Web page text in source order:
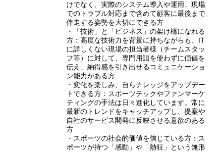
けでなく、実際のシステム導入や運用、現場
でのトラブル対応まで含めて顧客に最後まで
伴走する姿勢を大切にできる方
・「技術」と「ビジネス」の架け橋になれる
方：高度な技術力を背景に持ちながらも、IT
に詳しくない現場の担当者様（チームスタッ
フ等）に対して、専門用語を使わずに価値を
伝え、納得感を引き出せるコミュニケーショ
ン能力がある方
・変化を楽しみ、自らナレッジをアップデー
トできる方：スポーツテックやファンマーケ
ティングの手法は日々進化しています。常に
最新のトレンドをキャッチアップし、提案や
自社のサービス開発に反映させる意欲のある
方
・スポーツの社会的価値を信じている方：ス
ポーツが持つ「感動」や「熱狂」という無形